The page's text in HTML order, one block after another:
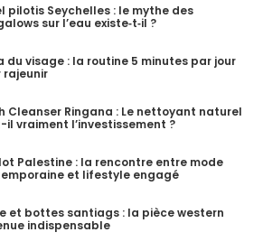
pilotis Seychelles : le mythe des
sur l’eau existe‑t‑il ?
du visage : la routine 5 minutes par jour
rajeunir
Cleanser Ringana : Le nettoyant naturel
il vraiment l’investissement ?
Palestine : la rencontre entre mode
et lifestyle engagé
et bottes santiags : la pièce western
indispensable